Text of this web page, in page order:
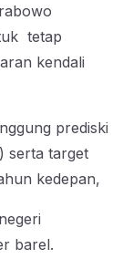
tetap
kendali
prediski
serta target
kedepan,
barel.